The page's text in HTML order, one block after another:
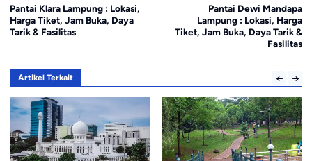
Pantai Klara Lampung : Lokasi,
Harga Tiket, Jam Buka, Daya
Tarik & Fasilitas
Pantai Dewi Mandapa
Lampung : Lokasi, Harga
Tiket, Jam Buka, Daya Tarik &
Fasilitas
Artikel Terkait